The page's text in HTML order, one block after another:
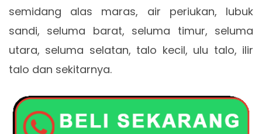
semidang alas maras, air periukan, lubuk
sandi, seluma barat, seluma timur, seluma
utara, seluma selatan, talo kecil, ulu talo, ilir
talo dan sekitarnya.